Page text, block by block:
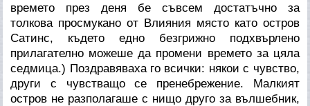
времето през деня бе съвсем достатъчно за
толкова просмукано от Влияния място като остров
Сатинс, където едно безгрижно подхвърлено
прилагателно можеше да промени времето за цяла
седмица.) Поздравяваха го всички: някои с чувство,
други с чувстващо се пренебрежение. Малкият
остров не разполагаше с нищо друго за вълшебник,